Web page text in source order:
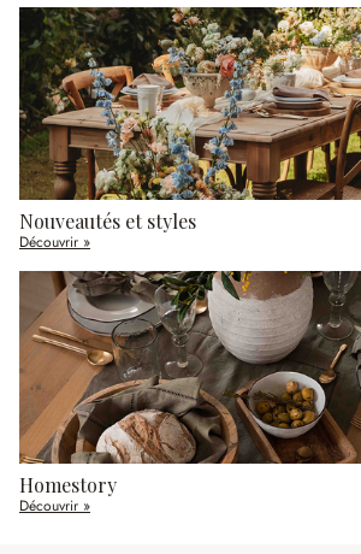
Nouveautés et styles
Découvrir »
Homestory
Découvrir »